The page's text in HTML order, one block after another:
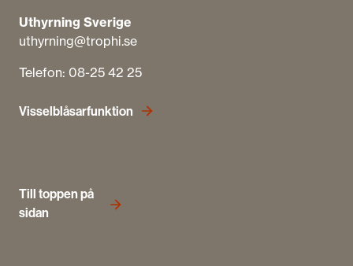
Uthyrning Sverige
uthyrning@trophi.se
Telefon: 08-25 42 25
Visselblåsarfunktion
Till toppen på
sidan